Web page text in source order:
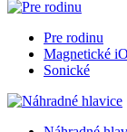
Pre rodinu
Magnetické iO
Sonické